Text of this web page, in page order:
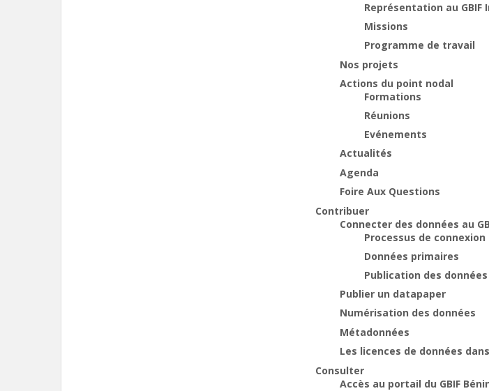
Représentation au
Missions
Programme de travail
Nos projets
Actions du point nodal
Formations
Réunions
Evénements
Actualités
Agenda
Foire Aux Questions
Contribuer
Connecter des données au
Processus de connexion
Données primaires
Publication des données
Publier un datapaper
Numérisation des données
Métadonnées
Les licences de données
Consulter
Accès au portail du GBIF